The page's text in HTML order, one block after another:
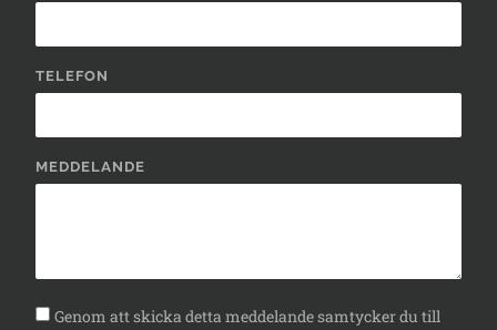
TELEFON
MEDDELANDE
Genom att skicka detta meddelande samtycker du till